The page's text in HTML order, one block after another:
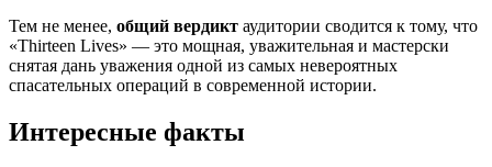
Тем не менее, общий вердикт аудитории сводится к тому, что
«Thirteen Lives» — это мощная, уважительная и мастерски
снятая дань уважения одной из самых невероятных
спасательных операций в современной истории.
Интересные факты